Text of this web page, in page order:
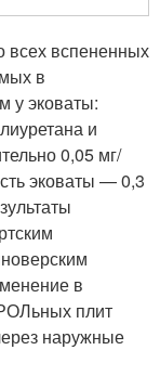
всех вспененных
в
у эковаты:
и
0,05 мг/
эковаты — 0,3
в
плит
наружные